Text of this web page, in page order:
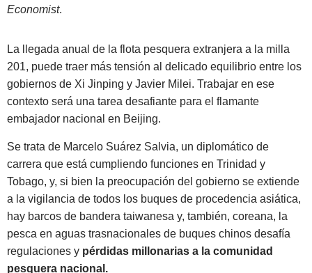
Economist.
La llegada anual de la flota pesquera extranjera a la milla
201, puede traer más tensión al delicado equilibrio entre los
gobiernos de Xi Jinping y Javier Milei. Trabajar en ese
contexto será una tarea desafiante para el flamante
embajador nacional en Beijing.
Se trata de Marcelo Suárez Salvia, un diplomático de
carrera que está cumpliendo funciones en Trinidad y
Tobago, y, si bien la preocupación del gobierno se extiende
a la vigilancia de todos los buques de procedencia asiática,
hay barcos de bandera taiwanesa y, también, coreana, la
pesca en aguas trasnacionales de buques chinos desafía
regulaciones y pérdidas millonarias a la comunidad
pesquera nacional.